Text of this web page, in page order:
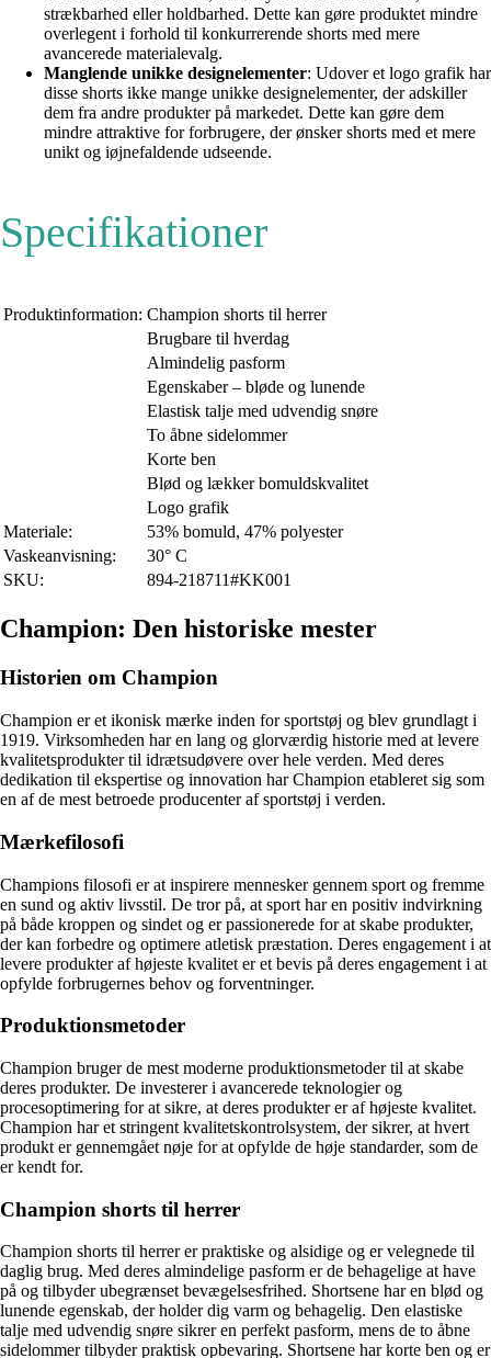
strækbarhed eller holdbarhed. Dette kan gøre produktet mindre
overlegent i forhold til konkurrerende shorts med mere
avancerede materialevalg.
Manglende unikke designelementer: Udover et logo grafik har
disse shorts ikke mange unikke designelementer, der adskiller
dem fra andre produkter på markedet. Dette kan gøre dem
mindre attraktive for forbrugere, der ønsker shorts med et mere
unikt og iøjnefaldende udseende.
Specifikationer
Produktinformation: Champion shorts til herrer
Brugbare til hverdag
Almindelig pasform
Egenskaber – bløde og lunende
Elastisk talje med udvendig snøre
To åbne sidelommer
Korte ben
Blød og lækker bomuldskvalitet
Logo grafik
Materiale:
53% bomuld, 47% polyester
Vaskeanvisning:
30° C
SKU:
894-218711#KK001
Champion: Den historiske mester
Historien om Champion
Champion er et ikonisk mærke inden for sportstøj og blev grundlagt i
1919. Virksomheden har en lang og glorværdig historie med at levere
kvalitetsprodukter til idrætsudøvere over hele verden. Med deres
dedikation til ekspertise og innovation har Champion etableret sig som
en af ​​de mest betroede producenter af sportstøj i verden.
Mærkefilosofi
Champions filosofi er at inspirere mennesker gennem sport og fremme
en sund og aktiv livsstil. De tror på, at sport har en positiv indvirkning
på både kroppen og sindet og er passionerede for at skabe produkter,
der kan forbedre og optimere atletisk præstation. Deres engagement i at
levere produkter af højeste kvalitet er et bevis på deres engagement i at
opfylde forbrugernes behov og forventninger.
Produktionsmetoder
Champion bruger de mest moderne produktionsmetoder til at skabe
deres produkter. De investerer i avancerede teknologier og
procesoptimering for at sikre, at deres produkter er af højeste kvalitet.
Champion har et stringent kvalitetskontrolsystem, der sikrer, at hvert
produkt er gennemgået nøje for at opfylde de høje standarder, som de
er kendt for.
Champion shorts til herrer
Champion shorts til herrer er praktiske og alsidige og er velegnede til
daglig brug. Med deres almindelige pasform er de behagelige at have
på og tilbyder ubegrænset bevægelsesfrihed. Shortsene har en blød og
lunende egenskab, der holder dig varm og behagelig. Den elastiske
talje med udvendig snøre sikrer en perfekt pasform, mens de to åbne
sidelommer tilbyder praktisk opbevaring. Shortsene har korte ben og er